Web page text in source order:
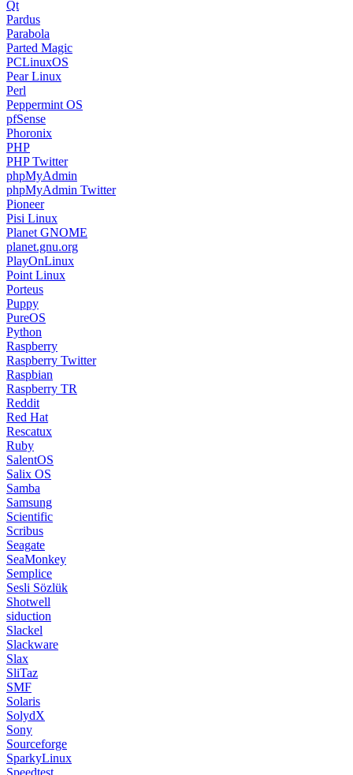
Qt
Pardus
Parabola
Parted Magic
PCLinuxOS
Pear Linux
Perl
Peppermint OS
pfSense
Phoronix
PHP
PHP Twitter
phpMyAdmin
phpMyAdmin Twitter
Pioneer
Pisi Linux
Planet GNOME
planet.gnu.org
PlayOnLinux
Point Linux
Porteus
Puppy
PureOS
Python
Raspberry
Raspberry Twitter
Raspbian
Raspberry TR
Reddit
Red Hat
Rescatux
Ruby
SalentOS
Salix OS
Samba
Samsung
Scientific
Scribus
Seagate
SeaMonkey
Semplice
Sesli Sözlük
Shotwell
siduction
Slackel
Slackware
Slax
SliTaz
SMF
Solaris
SolydX
Sony
Sourceforge
SparkyLinux
Speedtest